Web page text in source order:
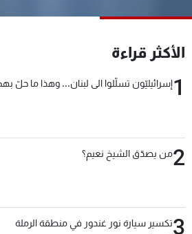
الأكثر قراءة
1إسرائيليّون تسلّلوا الى لبنان... وهذا ما حلّ
2من يصدّق الشيخ نعيم؟
3تكسير سيارة نور غندور في منطقة الرملة
لاعلاناتكم